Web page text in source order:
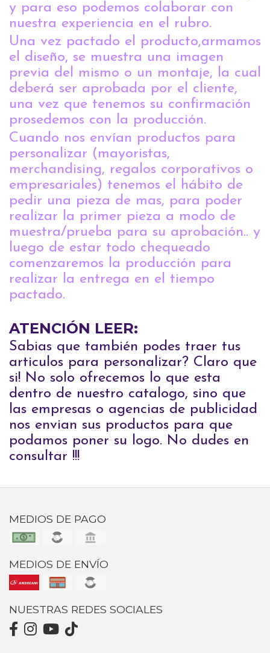
y para eso podemos colaborar con
nuestra experiencia en el rubro.
Una vez pactado el producto,armamos
el diseño, se muestra una imagen
previa del mismo o un montaje, la cual
deberá ser aprobada por el cliente,
una vez que tenemos su confirmación
prosedemos con la producción.
Cuando nos envían productos para
personalizar (mayoristas,
merchandising, regalos corporativos o
empresariales) tenemos el hábito de
pedir una pieza de mas, para poder
realizar la primer pieza a modo de
muestra/prueba para su aprobación.. y
luego de estar todo chequeado
comenzaremos la producción para
realizar la entrega en el tiempo
pactado.
ATENCIÓN LEER:
Sabias que también podes traer tus
articulos para personalizar? Claro que
si! No solo ofrecemos lo que esta
dentro de nuestro catalogo, sino que
las empresas o agencias de publicidad
nos envian sus productos para que
podamos poner su logo. No dudes en
consultar !!!
MEDIOS DE PAGO
MEDIOS DE ENVÍO
NUESTRAS REDES SOCIALES